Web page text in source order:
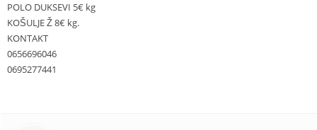
POLO DUKSEVI 5€ kg
KOŠULJE Ž 8€ kg.
KONTAKT
0656696046
0695277441